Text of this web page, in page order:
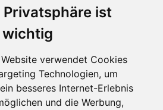
Privatsphäre ist
wichtig
verwendet Cookies
Technologien, um
besseres Internet-Erlebnis
und die Werbung,
Media
Facebook
Twitter
YouTube
Google+